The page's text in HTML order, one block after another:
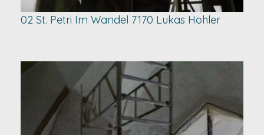
02 St. Petri Im Wandel 7170 Lukas Hohler